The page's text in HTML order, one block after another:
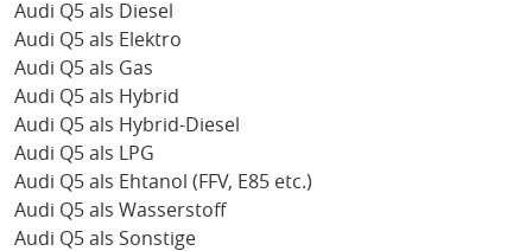
Audi Q5 als Diesel
Audi Q5 als Elektro
Audi Q5 als Gas
Audi Q5 als Hybrid
Audi Q5 als Hybrid-Diesel
Audi Q5 als LPG
Audi Q5 als Ehtanol (FFV, E85 etc.)
Audi Q5 als Wasserstoff
Audi Q5 als Sonstige